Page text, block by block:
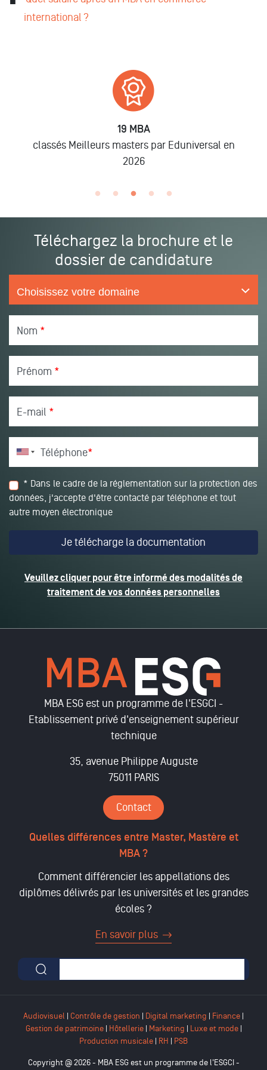
international ?
19 MBA
classés Meilleurs masters par Eduniversal en
2026
Téléchargez la brochure et le
dossier de candidature
Nom *
Prénom *
E-mail *
Téléphone*
* Dans le cadre de la réglementation sur la protection des
données, j'accepte d'être contacté par téléphone et tout
autre moyen électronique
Veuillez cliquer pour être informé des modalités de
traitement de vos données personnelles
MBA ESG est un programme de l'ESGCI -
Etablissement privé d'enseignement supérieur
technique
35, avenue Philippe Auguste
75011 PARIS
Contact
Quelles différences entre Master, Mastère et
MBA ?
Comment différencier les appellations des
diplômes délivrés par les universités et les grandes
écoles ?
En savoir plus
Formulaire de recherche
Audiovisuel | Contrôle de gestion | Digital marketing | Finance |
Gestion de patrimoine| Hôtellerie| Marketing | Luxe et mode|
Production musicale | RH | PSB
Copyright @ 2026 - MBA ESG est un programme de l'ESGCI -